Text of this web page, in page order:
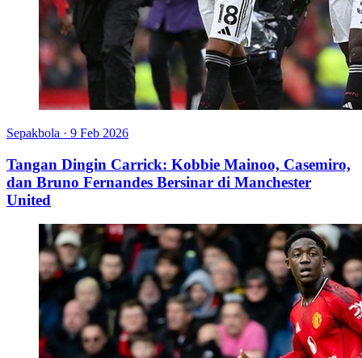
Sepakbola · 9 Feb 2026
Tangan Dingin Carrick: Kobbie Mainoo, Casemiro,
dan Bruno Fernandes Bersinar di Manchester
United